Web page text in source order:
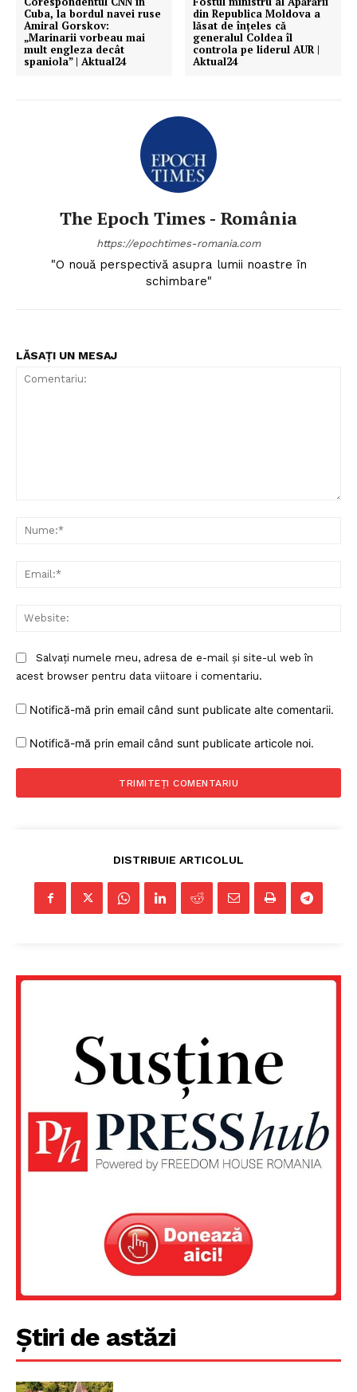
Un proiect
FREEDOM HOUSE ROMÂNIA
PRESShub
Despre noi / Echipa
Proiecte editoriale
Rețea
Contact
Cuba, la bordul navei ruse
Amiral Gorskov:
„Marinarii vorbeau mai
mult engleza decât
spaniola” | Aktual24
din Republica Moldova a
lăsat de înțeles că
generalul Coldea îl
controla pe liderul AUR |
Aktual24
The Epoch Times - România
https://epochtimes-romania.com
"O nouă perspectivă asupra lumii noastre în
schimbare"
LĂSAȚI UN MESAJ
Salvați numele meu, adresa de e-mail și site-ul web în
acest browser pentru data viitoare i comentariu.
Notifică-mă prin email când sunt publicate alte comentarii.
Notifică-mă prin email când sunt publicate articole noi.
DISTRIBUIE ARTICOLUL
Știri de astăzi